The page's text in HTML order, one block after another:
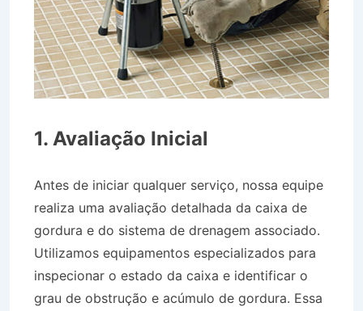
1. Avaliação Inicial
Antes de iniciar qualquer serviço, nossa equipe
realiza uma avaliação detalhada da caixa de
gordura e do sistema de drenagem associado.
Utilizamos equipamentos especializados para
inspecionar o estado da caixa e identificar o
grau de obstrução e acúmulo de gordura. Essa